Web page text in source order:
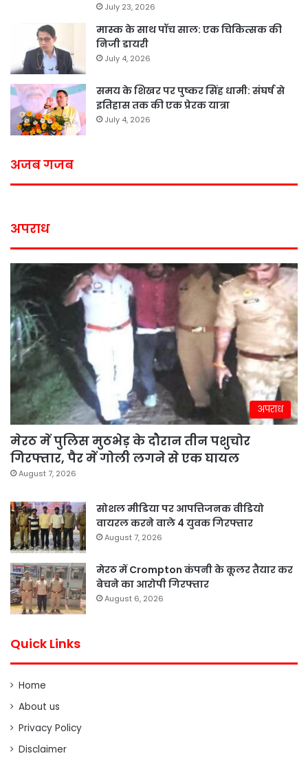
July 23, 2026
मास्क के साथ पॉच साल: एक चिकित्सक की
निजी डायरी
July 4, 2026
समय के शिखर पर पुष्कर सिंह धामी: संघर्ष से
इतिहास तक की एक प्रेरक यात्रा
July 4, 2026
अजब गजब
अपराध
अपराध
मेरठ में पुलिस मुठभेड़ के दौरान तीन पशुचोर
गिरफ्तार, पैर में गोली लगने से एक घायल
August 7, 2026
सोशल मीडिया पर आपत्तिजनक वीडियो
वायरल करने वाले 4 युवक गिरफ्तार
August 7, 2026
मेरठ में Crompton कंपनी के कूलर तैयार कर
बेचने का आरोपी गिरफ्तार
August 6, 2026
Quick Links
Home
About us
Privacy Policy
Disclaimer